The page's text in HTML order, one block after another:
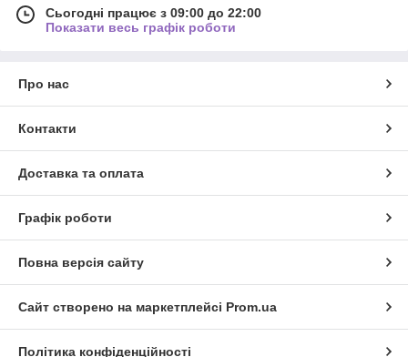
Сьогодні працює з 09:00 до 22:00
Показати весь графік роботи
Про нас
Контакти
Доставка та оплата
Графік роботи
Повна версія сайту
Сайт створено на маркетплейсі Prom.ua
Політика конфіденційності